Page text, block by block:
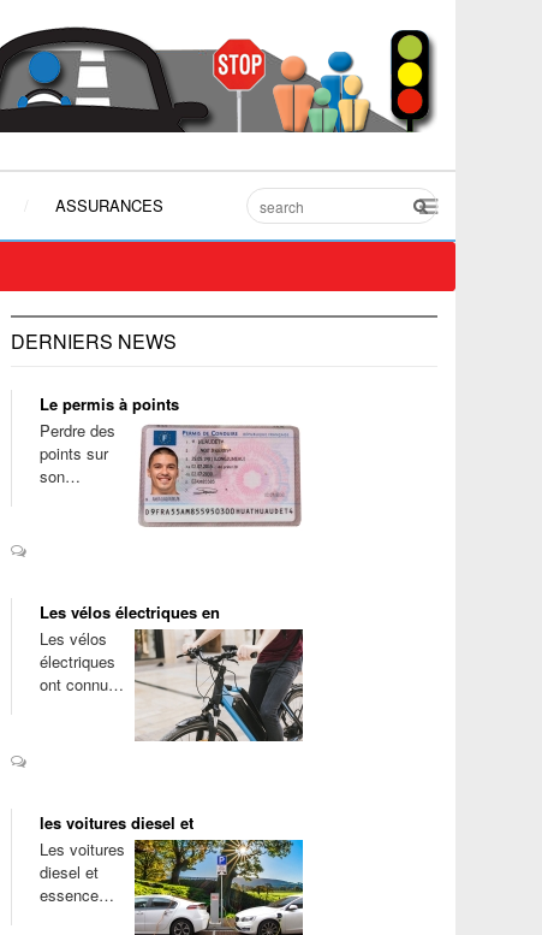
ASSURANCES
DERNIERS NEWS
Le permis à points
Perdre des
points sur
son…
Les vélos électriques en
Les vélos
électriques
ont connu…
les voitures diesel et
Les voitures
diesel et
essence…